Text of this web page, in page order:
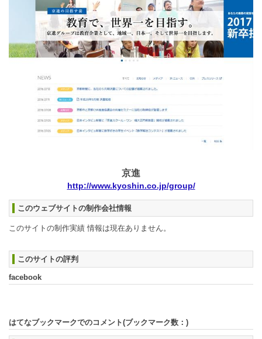
京進
http://www.kyoshin.co.jp/group/
このウェブサイトの制作会社情報
このサイトの制作実績 情報は現在ありません。
このサイトの評判
facebook
はてなブックマークでのコメント(ブックマーク数： )